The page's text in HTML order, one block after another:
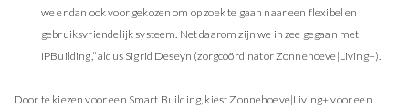
we er dan ook voor gekozen om op zoek te gaan naar een flexibel en
gebruiksvriendelijk systeem. Net daarom zijn we in zee gegaan met
IPBuilding,” aldus Sigrid Deseyn (zorgcoördinator Zonnehoeve|Living+).
Door te kiezen voor een Smart Building, kiest Zonnehoeve|Living+ voor een